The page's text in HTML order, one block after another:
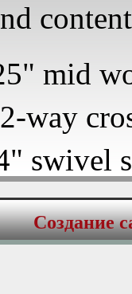
mid
way
swivel
150
Создание